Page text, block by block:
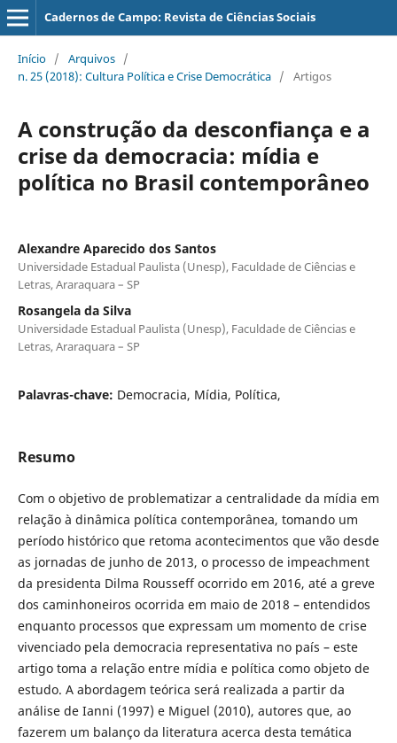
Cadernos de Campo: Revista de Ciências Sociais
Início / Arquivos /
n. 25 (2018): Cultura Política e Crise Democrática / Artigos
A construção da desconfiança e a
crise da democracia: mídia e
política no Brasil contemporâneo
Alexandre Aparecido dos Santos
Universidade Estadual Paulista (Unesp), Faculdade de Ciências e
Letras, Araraquara – SP
Rosangela da Silva
Universidade Estadual Paulista (Unesp), Faculdade de Ciências e
Letras, Araraquara – SP
Palavras-chave: Democracia, Mídia, Política,
Resumo
Com o objetivo de problematizar a centralidade da mídia em
relação à dinâmica política contemporânea, tomando um
período histórico que retoma acontecimentos que vão desde
as jornadas de junho de 2013, o processo de impeachment
da presidenta Dilma Rousseff ocorrido em 2016, até a greve
dos caminhoneiros ocorrida em maio de 2018 – entendidos
enquanto processos que expressam um momento de crise
vivenciado pela democracia representativa no país – este
artigo toma a relação entre mídia e política como objeto de
estudo. A abordagem teórica será realizada a partir da
análise de Ianni (1997) e Miguel (2010), autores que, ao
fazerem um balanço da literatura acerca desta temática